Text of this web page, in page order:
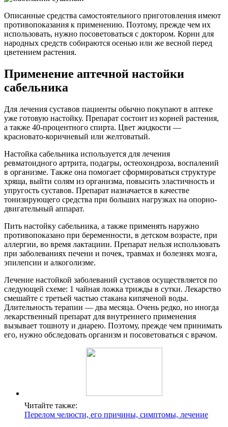
Описанные средства самостоятельного приготовления имеют
противопоказания к применению. Поэтому, прежде чем их
использовать, нужно посоветоваться с доктором. Корни для
народных средств собираются осенью или же весной перед
цветением растения.
Применение аптечной настойки
сабельника
Для лечения суставов пациенты обычно покупают в аптеке
уже готовую настойку. Препарат состоит из корней растения,
а также 40-процентного спирта. Цвет жидкости —
красновато-коричневый или желтоватый.
Настойка сабельника используется для лечения
ревматоидного артрита, подагры, остеохондроза, воспалений
в организме. Также она помогает сформироваться структуре
хряща, выйти солям из организма, повысить эластичность и
упругость суставов. Препарат назначается в качестве
тонизирующего средства при больших нагрузках на опорно-
двигательный аппарат.
Пить настойку сабельника, а также применять наружно
противопоказано при беременности, в детском возрасте, при
аллергии, во время лактациии. Препарат нельзя использовать
при заболеваниях печени и почек, травмах и болезнях мозга,
эпилепсии и алкоголизме.
Лечение настойкой заболеваний суставов осуществляется по
следующей схеме: 1 чайная ложка трижды в сутки. Лекарство
смешайте с третьей частью стакана кипяченой воды.
Длительность терапии — два месяца. Очень редко, но иногда
лекарственный препарат для внутреннего применения
вызывает тошноту и диарею. Поэтому, прежде чем принимать
его, нужно обследовать организм и посоветоваться с врачом.
Читайте также:
Перелом челюсти, его причины, симптомы, лечение